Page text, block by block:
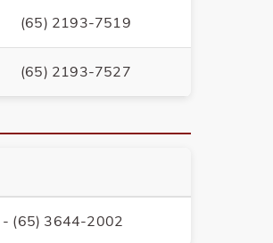
(65) 2193-7519
(65) 2193-7527
(65) 3644-2002